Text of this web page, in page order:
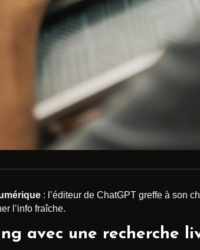
: l’éditeur de ChatGPT greffe à son
l’info fraîche.
avec une recherche